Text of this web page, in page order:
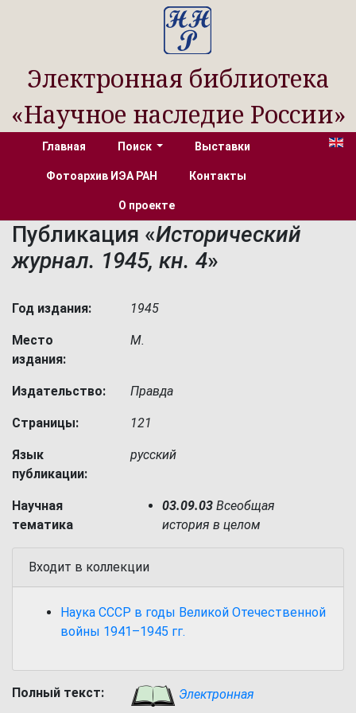
Электронная библиотека
«Научное наследие России»
Главная Поиск Выставки
Фотоархив ИЭА РАН Контакты
О проекте
Публикация «Исторический
журнал. 1945, кн. 4»
Год издания: 1945
Место
издания:
М.
Издательство: Правда
Страницы: 121
Язык
публикации:
русский
Научная
тематика
03.09.03 Всеобщая
история в целом
Входит в коллекции
Наука СССР в годы Великой Отечественной
войны 1941–1945 гг.
Полный текст:
Электронная